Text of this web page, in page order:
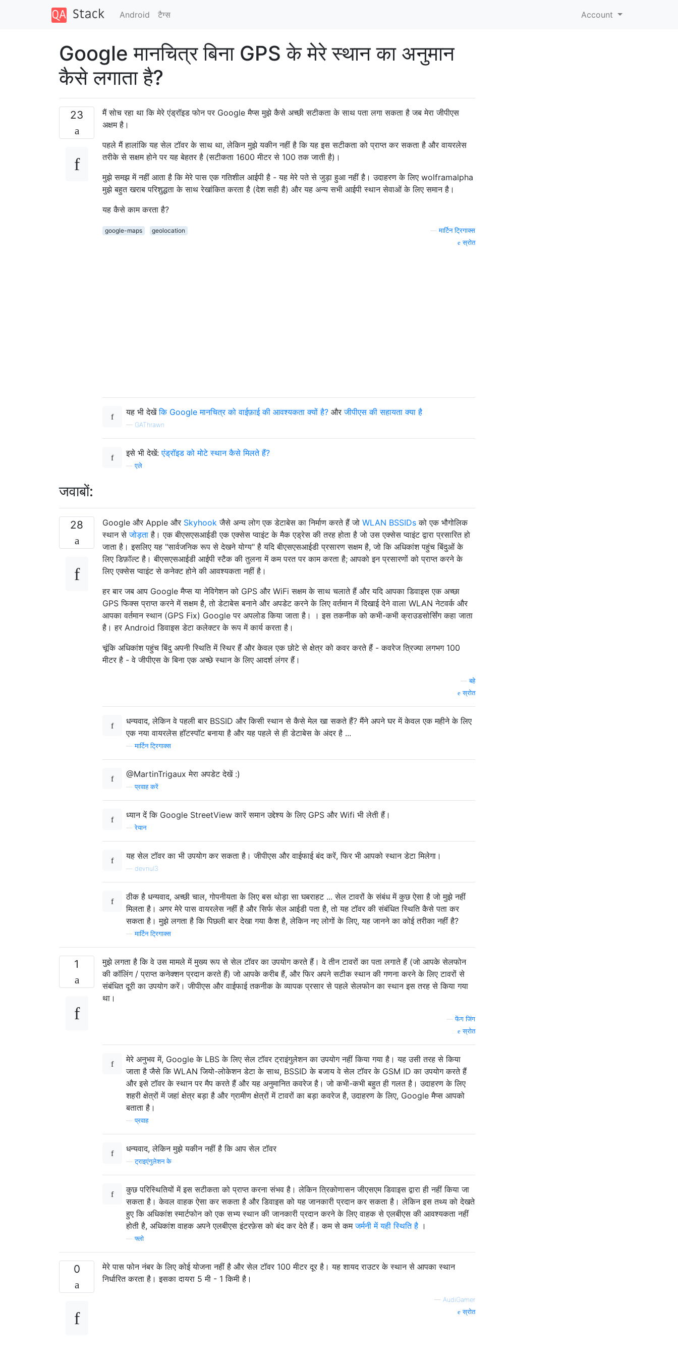
Android टैग्‍स Account
Google मानचित्र बिना GPS के मेरे स्थान का अनुमान
कैसे लगाता है?
23
मैं सोच रहा था कि मेरे एंड्रॉइड फोन पर Google मैप्स मुझे कैसे अच्छी सटीकता के साथ पता लगा सकता है जब मेरा जीपीएस
अक्षम है।
पहले मैं हालांकि यह सेल टॉवर के साथ था, लेकिन मुझे यकीन नहीं है कि यह इस सटीकता को प्राप्त कर सकता है और वायरलेस
तरीके से सक्षम होने पर यह बेहतर है (सटीकता 1600 मीटर से 100 तक जाती है)।
मुझे समझ में नहीं आता है कि मेरे पास एक गतिशील आईपी है - यह मेरे पते से जुड़ा हुआ नहीं है। उदाहरण के लिए wolframalpha
मुझे बहुत खराब परिशुद्धता के साथ रेखांकित करता है (देश सही है) और यह अन्य सभी आईपी स्थान सेवाओं के लिए समान है।
यह कैसे काम करता है?
google-maps geolocation —मार्टिन ट्रिगाक्स
स्रोत
यह भी देखेंकि Google मानचित्र को वाईफ़ाई की आवश्यकता क्यों है? औरजीपीएस की सहायता क्या है
— GAThrawn
इसे भी देखें:एंड्रॉइड को मोटे स्थान कैसे मिलते हैं?
—एले
जवाबों:
28 Google और Apple और Skyhook जैसे अन्य लोग एक डेटाबेस का निर्माण करते हैं जो WLAN BSSIDs को एक भौगोलिक
स्थान सेजोड़ता है। एक बीएसएसआईडी एक एक्सेस प्वाइंट के मैक एड्रेस की तरह होता है जो उस एक्सेस प्वाइंट द्वारा प्रसारित हो
जाता है। इसलिए यह "सार्वजनिक रूप से देखने योग्य" है यदि बीएसएसआईडी प्रसारण सक्षम है, जो कि अधिकांश पहुंच बिंदुओं के
लिए डिफ़ॉल्ट है। बीएसएसआईडी आईपी स्टैक की तुलना में कम परत पर काम करता है; आपको इन प्रसारणों को प्राप्त करने के
लिए एक्सेस प्वाइंट से कनेक्ट होने की आवश्यकता नहीं है।
हर बार जब आप Google मैप्स या नेविगेशन को GPS और WiFi सक्षम के साथ चलाते हैं और यदि आपका डिवाइस एक अच्छा
GPS फिक्स प्राप्त करने में सक्षम है, तो डेटाबेस बनाने और अपडेट करने के लिए वर्तमान में दिखाई देने वाला WLAN नेटवर्क और
आपका वर्तमान स्थान (GPS Fix) Google पर अपलोड किया जाता है। । इस तकनीक को कभी-कभी क्राउडसोर्सिंग कहा जाता
है। हर Android डिवाइस डेटा कलेक्टर के रूप में कार्य करता है।
चूंकि अधिकांश पहुंच बिंदु अपनी स्थिति में स्थिर हैं और केवल एक छोटे से क्षेत्र को कवर करते हैं - कवरेज त्रिज्या लगभग 100
मीटर है - वे जीपीएस के बिना एक अच्छे स्थान के लिए आदर्श लंगर हैं।
—बहे
स्रोत
धन्यवाद, लेकिन वे पहली बार BSSID और किसी स्थान से कैसे मेल खा सकते हैं? मैंने अपने घर में केवल एक महीने के लिए
एक नया वायरलेस हॉटस्पॉट बनाया है और यह पहले से ही डेटाबेस के अंदर है ...
—मार्टिन ट्रिगाक्स
@MartinTrigaux मेरा अपडेट देखें :)
—प्रवाह करें
ध्यान दें कि Google StreetView कारें समान उद्देश्य के लिए GPS और Wifi भी लेती हैं।
—रेयान
यह सेल टॉवर का भी उपयोग कर सकता है। जीपीएस और वाईफाई बंद करें, फिर भी आपको स्थान डेटा मिलेगा।
devnul3
ठीक है धन्यवाद, अच्छी चाल, गोपनीयता के लिए बस थोड़ा सा घबराहट ... सेल टावरों के संबंध में कुछ ऐसा है जो मुझे नहीं
मिलता है। अगर मेरे पास वायरलेस नहीं है और सिर्फ सेल आईडी पता है, तो यह टॉवर की संबंधित स्थिति कैसे पता कर
सकता है। मुझे लगता है कि पिछली बार देखा गया कैश है, लेकिन नए लोगों के लिए, यह जानने का कोई तरीका नहीं है?
—मार्टिन ट्रिगाक्स
1
मुझे लगता है कि वे उस मामले में मुख्य रूप से सेल टॉवर का उपयोग करते हैं। वे तीन टावरों का पता लगाते हैं (जो आपके सेलफोन
की कॉलिंग / प्राप्त कनेक्शन प्रदान करते हैं) जो आपके करीब हैं, और फिर अपने सटीक स्थान की गणना करने के लिए टावरों से
संबंधित दूरी का उपयोग करें। जीपीएस और वाईफाई तकनीक के व्यापक प्रसार से पहले सेलफोन का स्थान इस तरह से किया गया
था।
—फेंग जिंग
स्रोत
मेरे अनुभव में, Google के LBS के लिए सेल टॉवर ट्राइंगुलेशन का उपयोग नहीं किया गया है। यह उसी तरह से किया
जाता है जैसे कि WLAN जियो-लोकेशन डेटा के साथ, BSSID के बजाय वे सेल टॉवर के GSM ID का उपयोग करते हैं
और इसे टॉवर के स्थान पर मैप करते हैं और यह अनुमानित कवरेज है। जो कभी-कभी बहुत ही गलत है। उदाहरण के लिए
शहरी क्षेत्रों में जहां क्षेत्र बड़ा है और ग्रामीण क्षेत्रों में टावरों का बड़ा कवरेज है, उदाहरण के लिए, Google मैप्स आपको
बताता है।
—प्रवाह
धन्यवाद, लेकिन मुझे यकीन नहीं है कि आप सेल टॉवर
—ट्राइएंगुलेशन के
कुछ परिस्थितियों में इस सटीकता को प्राप्त करना संभव है। लेकिन त्रिकोणासन जीएसएम डिवाइस द्वारा ही नहीं किया जा
सकता है। केवल वाहक ऐसा कर सकता है और डिवाइस को यह जानकारी प्रदान कर सकता है। लेकिन इस तथ्य को देखते
हुए कि अधिकांश स्मार्टफोन को एक सभ्य स्थान की जानकारी प्रदान करने के लिए वाहक से एलबीएस की आवश्यकता नहीं
होती है, अधिकांश वाहक अपने एलबीएस इंटरफ़ेस को बंद कर देते हैं। कम से कमजर्मनी में यही स्थिति है ।
—फ्लो
0
मेरे पास फोन नंबर के लिए कोई योजना नहीं है और सेल टॉवर 100 मीटर दूर है। यह शायद राउटर के स्थान से आपका स्थान
निर्धारित करता है। इसका दायरा 5 मी - 1 किमी है।
— AudiGamer
स्रोत